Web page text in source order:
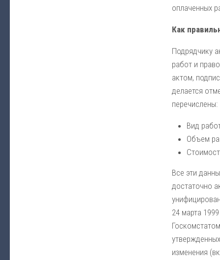
оплаченных
Как
Подрядчику
работ и
актом,
делается
перечислены:
Вид
Объем
Все эти
достаточно
24 марта
изменения